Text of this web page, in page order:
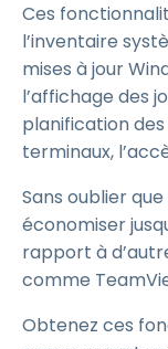
Ces
l’inventaire
mises à jour
l’affichage des
planification
terminaux,
Sans oublier
économiser
rapport à
comme
Obtenez ces